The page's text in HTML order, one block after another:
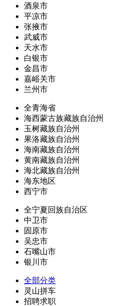
酒泉市
平凉市
张掖市
武威市
天水市
白银市
金昌市
嘉峪关市
兰州市
全青海省
海西蒙古族藏族自治州
玉树藏族自治州
果洛藏族自治州
海南藏族自治州
黄南藏族自治州
海北藏族自治州
海东地区
西宁市
全宁夏回族自治区
中卫市
固原市
吴忠市
石嘴山市
银川市
全部分类
灵山拼车
招聘求职